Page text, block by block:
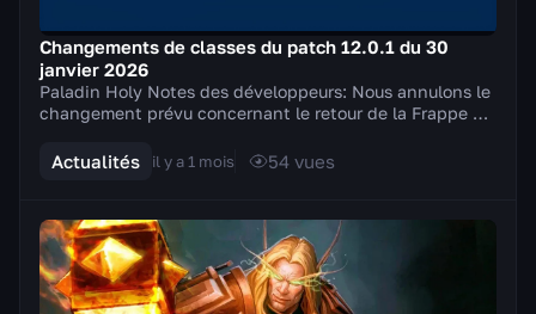
Changements de classes du patch 12.0.1 du 30
janvier 2026
Paladin Holy Notes des développeurs: Nous annulons le
changement prévu concernant le retour de la Frappe du
Actualités il y a 1 mois 54 vues